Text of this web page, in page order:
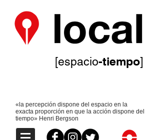
[espacio-tiempo]
«la percepción dispone del espacio en la
exacta proporción en que la acción dispone del
tiempo» Henri Bergson